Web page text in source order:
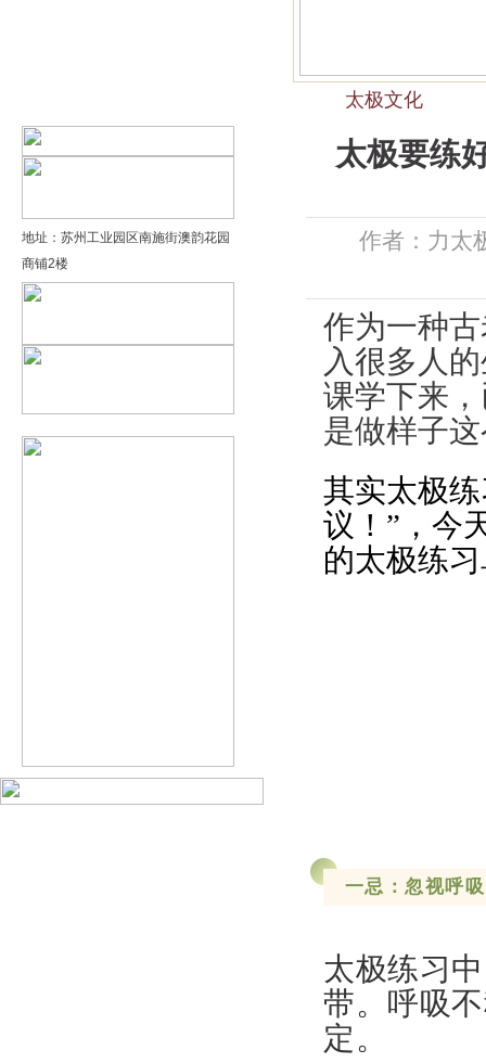
地址：苏州工业园区南施街澳韵花园
商铺2楼
太极文化
太极要练
作者：力
作为一种
入很多人
课学下来
是做样子
其实太极
议！”，今
的太极练
一忌：忽视呼
太极练习
带。 呼吸
定。